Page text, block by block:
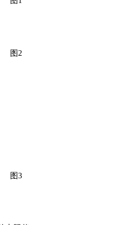
图2
图3